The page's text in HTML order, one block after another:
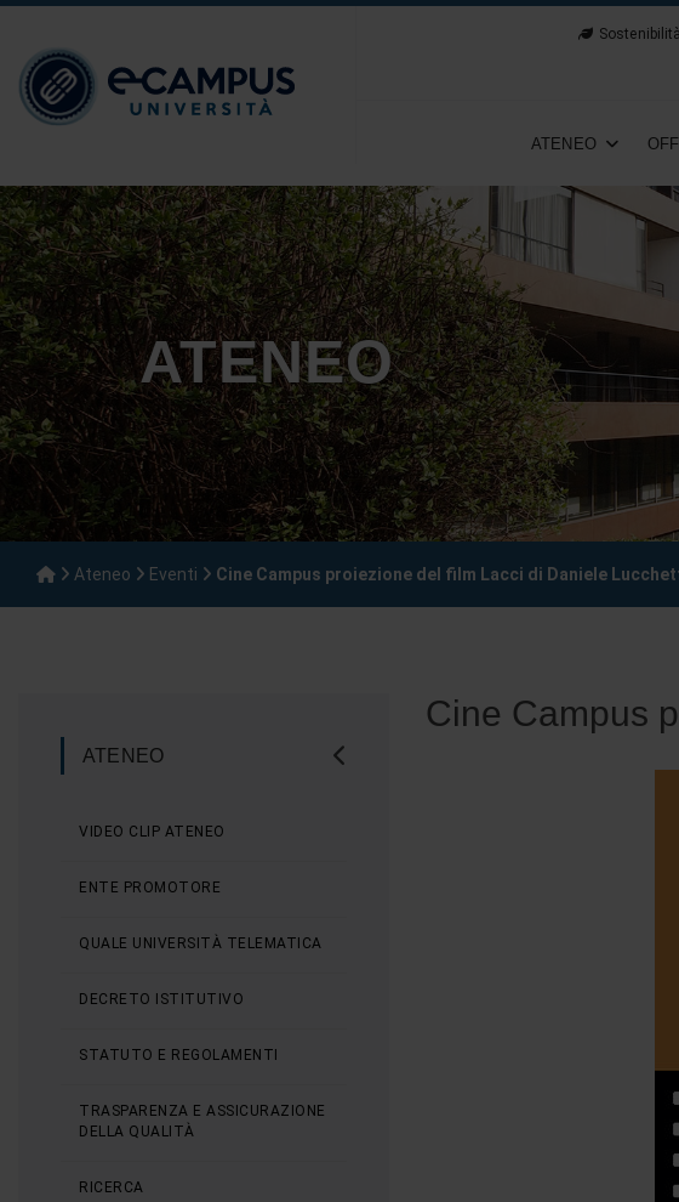
Sostenibilità
ATENEO
ATENEO
Ateneo Eventi Cine Campus proiezione del film Lacci di Daniele
ATENEO
VIDEO CLIP ATENEO
ENTE PROMOTORE
QUALE UNIVERSITÀ TELEMATICA
DECRETO ISTITUTIVO
STATUTO E REGOLAMENTI
TRASPARENZA E ASSICURAZIONE
DELLA QUALITÀ
RICERCA
Cine Campus